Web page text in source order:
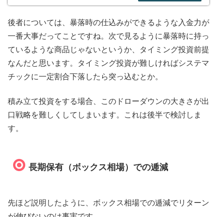
後者については、暴落時の仕込みができるような入金力が
一番大事だってことですね。次で見るように暴落時に持っ
ているような商品じゃないというか、タイミング投資前提
なんだと思います。タイミング投資が難しければシステマ
チックに一定割合下落したら突っ込むとか。
積み立て投資をする場合、このドローダウンの大きさが出
口戦略を難しくしてしまいます。これは後半で検討しま
す。
長期保有（ボックス相場）での逓減
先ほど説明したように、ボックス相場での逓減でリターン